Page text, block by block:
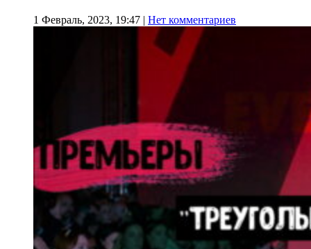
1 Февраль, 2023, 19:47 | Нет комментариев